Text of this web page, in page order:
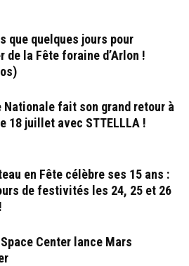
que quelques jours pour
de la Fête foraine d’Arlon !
Nationale fait son grand retour à
18 juillet avec STTELLLA !
en Fête célèbre ses 15 ans :
de festivités les 24, 25 et 26
Space Center lance Mars